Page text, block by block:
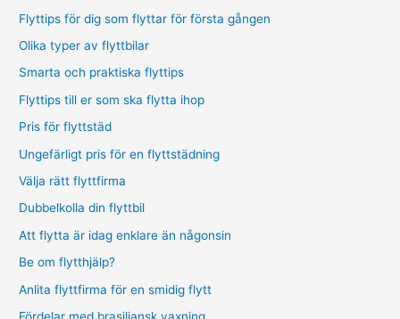
Flyttips för dig som flyttar för första gången
Olika typer av flyttbilar
Smarta och praktiska flyttips
Flyttips till er som ska flytta ihop
Pris för flyttstäd
Ungefärligt pris för en flyttstädning
Välja rätt flyttfirma
Dubbelkolla din flyttbil
Att flytta är idag enklare än någonsin
Be om flytthjälp?
Anlita flyttfirma för en smidig flytt